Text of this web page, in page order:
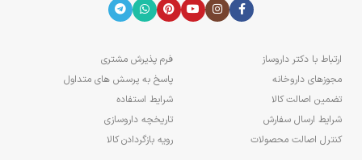
ارتباط با دکتر داروساز
مجوزهای داروخانه
تضمین اصالت کالا
شرایط ارسال سفارش
کنترل اصالت محصولات
فرم پذیرش مشتری
پاسخ به پرسش های متداول
شرایط استفاده
تاریخچه داروسازی
رویه بازگردادن کالا